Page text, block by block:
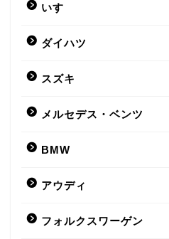
いすゞ
ダイハツ
スズキ
メルセデス・ベンツ
BMW
アウディ
フォルクスワーゲン